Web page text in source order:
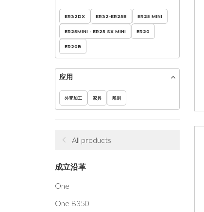
ER32DX ER32-ER25B ER25 MINI
ER25MINI - ER25 SX MINI ER20
ER20B
应用
外壳加工 家具 雕刻
All products
成立沿革
One
One B350